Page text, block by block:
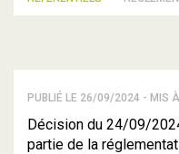
PUBLIÉ LE 26/09/2024 - MIS
Décision du 24/09/
partie de la